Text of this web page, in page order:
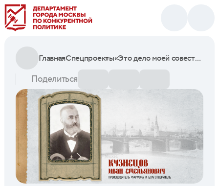
ГлавнаяСпецпроекты «Это дело моей совести»: фарфорозаводчик и благотворитель Иван Емельянович Кузнецов
Поделиться